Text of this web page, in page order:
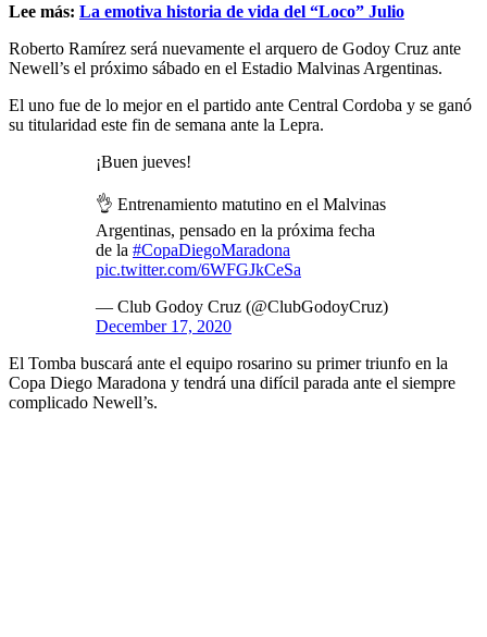
Lee más: La emotiva historia de vida del “Loco” Julio
Roberto Ramírez será nuevamente el arquero de Godoy Cruz ante
Newell’s el próximo sábado en el Estadio Malvinas Argentinas.
El uno fue de lo mejor en el partido ante Central Cordoba y se ganó
su titularidad este fin de semana ante la Lepra.
¡Buen jueves!
👌 Entrenamiento matutino en el Malvinas
Argentinas, pensado en la próxima fecha
de la #CopaDiegoMaradona
pic.twitter.com/6WFGJkCeSa
— Club Godoy Cruz (@ClubGodoyCruz)
December 17, 2020
El Tomba buscará ante el equipo rosarino su primer triunfo en la
Copa Diego Maradona y tendrá una difícil parada ante el siempre
complicado Newell’s.